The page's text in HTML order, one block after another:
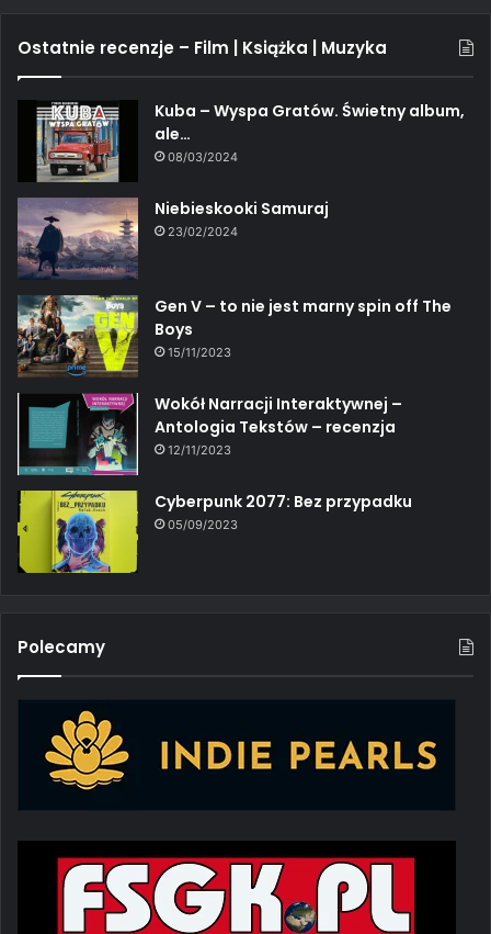
Ostatnie recenzje – Film | Książka | Muzyka
Kuba – Wyspa Gratów. Świetny album,
ale…
08/03/2024
Niebieskooki Samuraj
23/02/2024
Gen V – to nie jest marny spin off The
Boys
15/11/2023
Wokół Narracji Interaktywnej –
Antologia Tekstów – recenzja
12/11/2023
Cyberpunk 2077: Bez przypadku
05/09/2023
Polecamy